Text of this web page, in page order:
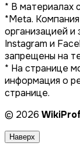
* В материалах
*Meta.
организацией
Instagram и
запрещены на
* На странице
информация о
странице.
© 2026
Наверх